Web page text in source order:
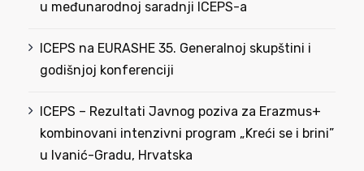
u međunarodnoj saradnji ICEPS-a
ICEPS na EURASHE 35. Generalnoj skupštini i
godišnjoj konferenciji
ICEPS – Rezultati Javnog poziva za Erazmus+
kombinovani intenzivni program „Kreći se i brini”
u Ivanić-Gradu, Hrvatska